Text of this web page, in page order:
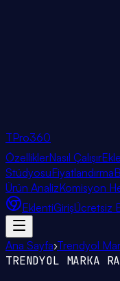
TPro360
ÖzelliklerNasıl Çalışır
StüdyosuFiyatlandırma
Ürün AnalizKomisyon
EklentiGirişÜcretsiz
Ana Sayfa›Trendyol
TRENDYOL MARKA